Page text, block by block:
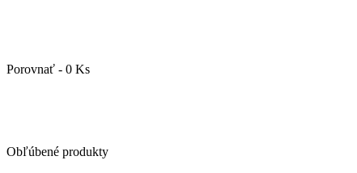
Porovnať - 0 Ks
Obľúbené produkty